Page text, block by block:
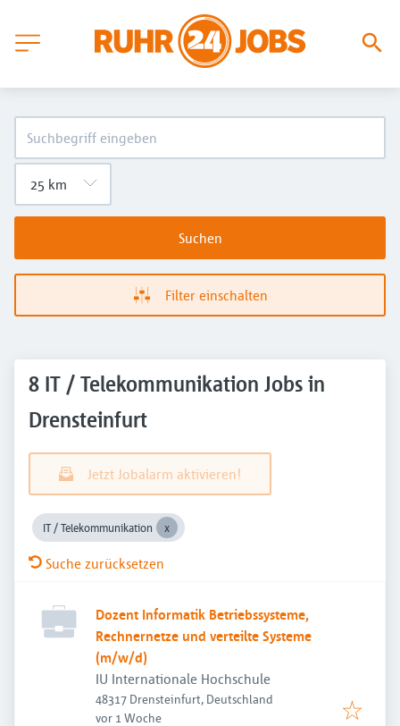
Suchen
Filter einschalten
8 IT / Telekommunikation Jobs in
Drensteinfurt
Jetzt Jobalarm aktivieren!
IT / Telekommunikation
Suche zurücksetzen
Dozent Informatik Betriebssysteme,
Rechnernetze und verteilte Systeme
(m/w/d)
IU Internationale Hochschule
48317 Drensteinfurt, Deutschland
Veröffentlicht
vor 1 Woche